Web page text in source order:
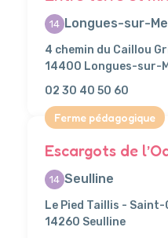
14 Longues-sur-
4 chemin du Caillou
14400 Longues-sur-
02 30 40 50 60
Ferme pédagogique
Escargots de
14 Seulline
Le Pied Taillis -
14260 Seulline